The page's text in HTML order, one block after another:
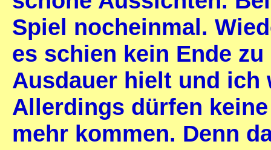
Spiel nocheinmal.
es schien kein Ende
Ausdauer hielt und ich
Allerdings dürfen
mehr kommen. Denn